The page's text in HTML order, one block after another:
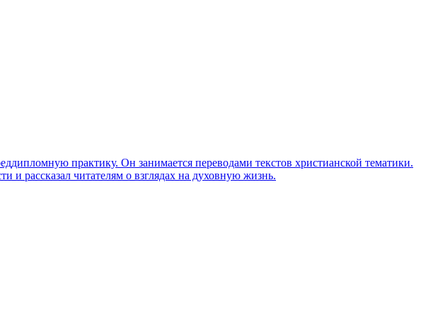
практику. Он занимается переводами текстов христианской тематики.
рассказал читателям о взглядах на духовную жизнь.